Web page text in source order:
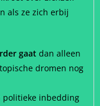
als ze zich erbij
gaat dan alleen
dromen nog
politieke inbedding